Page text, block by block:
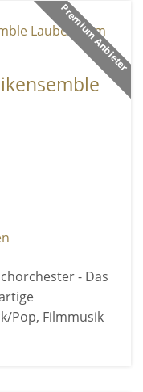
Premium Anbieter
- Das
Pop, Filmmusik